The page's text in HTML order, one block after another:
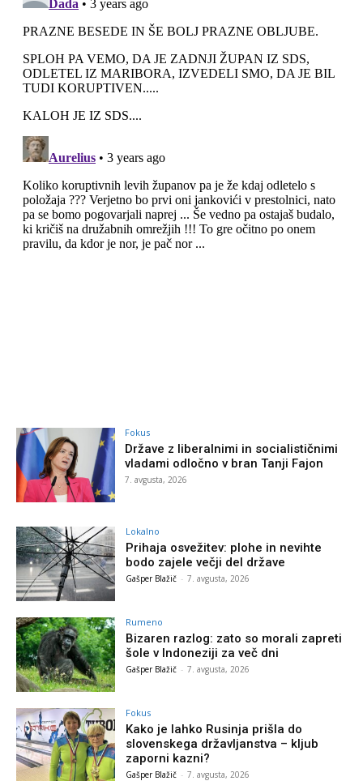
Fokus
Države z liberalnimi in socialističnimi
vladami odločno v bran Tanji Fajon
7. avgusta, 2026
Lokalno
Prihaja osvežitev: plohe in nevihte
bodo zajele večji del države
Gašper Blažič - 7. avgusta, 2026
Rumeno
Bizaren razlog: zato so morali zapreti
šole v Indoneziji za več dni
Gašper Blažič - 7. avgusta, 2026
Fokus
Kako je lahko Rusinja prišla do
slovenskega državljanstva – kljub
zaporni kazni?
Gašper Blažič - 7. avgusta, 2026